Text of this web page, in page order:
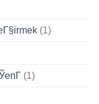
(1)
(1)